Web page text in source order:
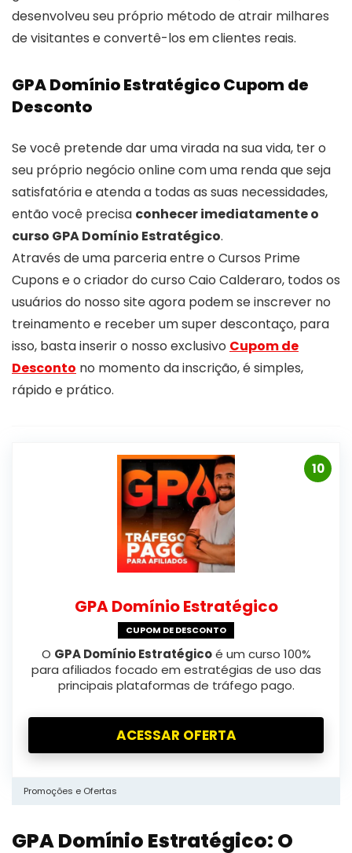
desenvolveu seu próprio método de atrair milhares
de visitantes e convertê-los em clientes reais.
GPA Domínio Estratégico Cupom de
Desconto
Se você pretende dar uma virada na sua vida, ter o
seu próprio negócio online com uma renda que seja
satisfatória e atenda a todas as suas necessidades,
então você precisa conhecer imediatamente o
curso GPA Domínio Estratégico.
Através de uma parceria entre o Cursos Prime
Cupons e o criador do curso Caio Calderaro, todos os
usuários do nosso site agora podem se inscrever no
treinamento e receber um super descontaço, para
isso, basta inserir o nosso exclusivo Cupom de
Desconto no momento da inscrição, é simples,
rápido e prático.
10
GPA Domínio Estratégico
CUPOM DE DESCONTO
O GPA Domínio Estratégicoé um curso 100%
para afiliados focado em estratégias de uso das
principais plataformas de tráfego pago.
ACESSAR OFERTA
Promoções e Ofertas
GPA Domínio Estratégico: O